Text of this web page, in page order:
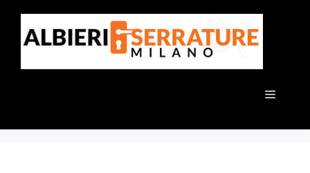
contenuto
Menu